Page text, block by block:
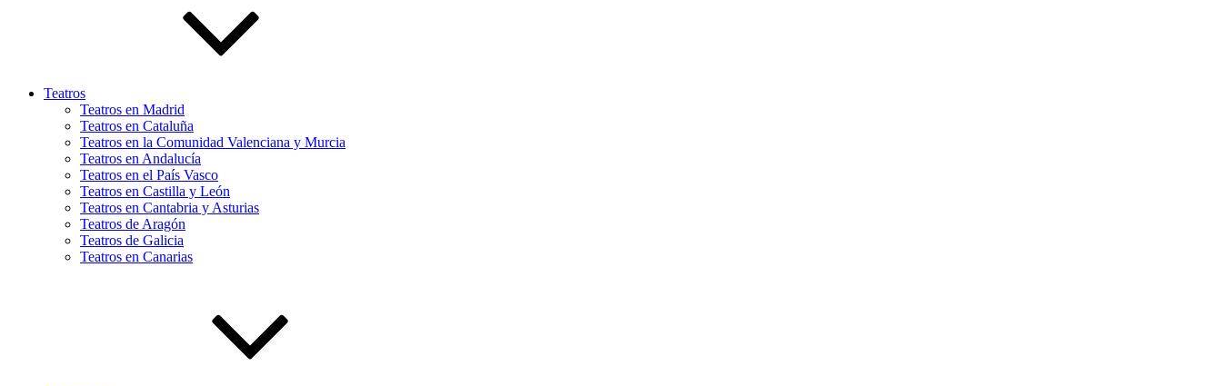
Teatros
Teatros en Madrid
Teatros en Cataluña
Teatros en la Comunidad Valenciana y Murcia
Teatros en Andalucía
Teatros en el País Vasco
Teatros en Castilla y León
Teatros en Cantabria y Asturias
Teatros de Aragón
Teatros de Galicia
Teatros en Canarias